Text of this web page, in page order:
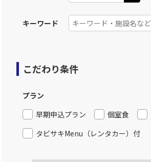
キーワード
こだわり条件
プラン
早期申込プラン
個室食
タビサキMenu（レンタカー）付